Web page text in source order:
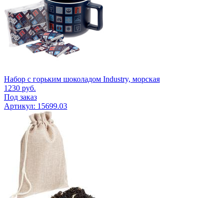
Набор с горьким шоколадом Industry, морская
1230 руб.
Под заказ
Артикул: 15699.03